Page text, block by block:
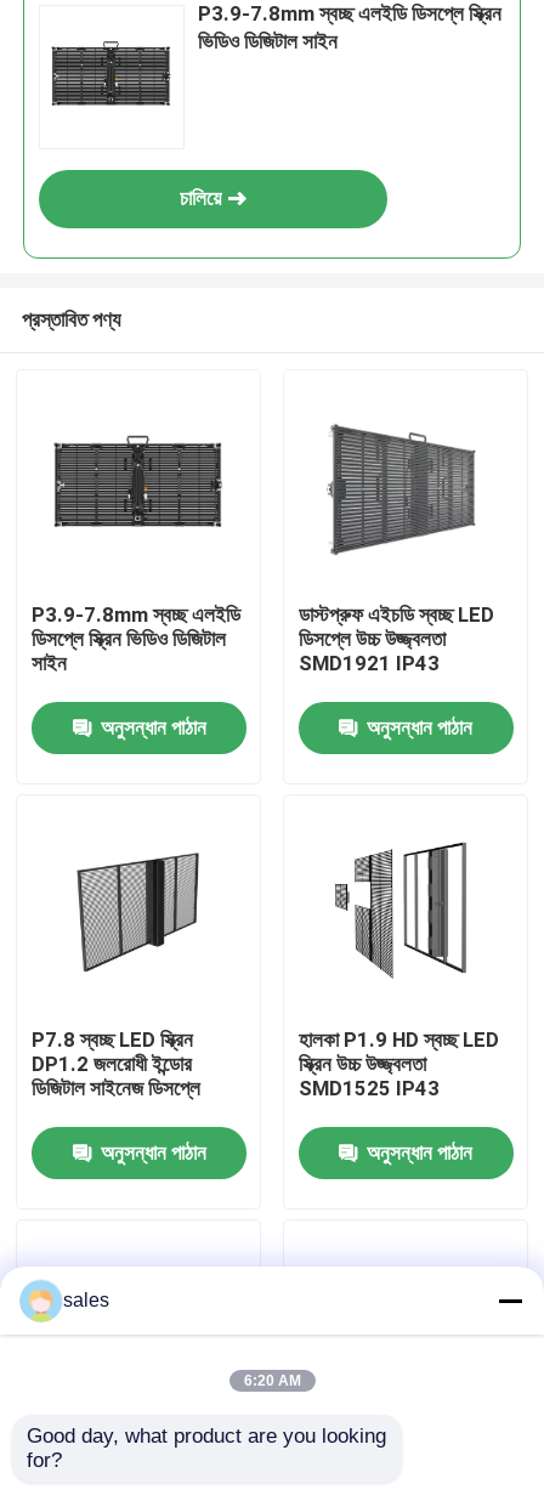
ভিআর শো
আমাদের সম্বন্ধে
কারখানা পরিদর্শন
গুণমান নিয়ন্ত্রণ
খবর
P3.9-7.8mm স্বচ্ছ এলইডি ডিসপ্লে স্ক্রিন
ভিডিও ডিজিটাল সাইন
চালিয়ে
প্রস্তাবিত পণ্য
P3.9-7.8mm স্বচ্ছ এলইডি
ডিসপ্লে স্ক্রিন ভিডিও ডিজিটাল
সাইন
অনুসন্ধান পাঠান
ডাস্টপ্রুফ এইচডি স্বচ্ছ LED
ডিসপ্লে উচ্চ উজ্জ্বলতা
SMD1921 IP43
অনুসন্ধান পাঠান
P7.8 স্বচ্ছ LED স্ক্রিন
DP1.2 জলরোধী ইন্ডোর
ডিজিটাল সাইনেজ ডিসপ্লে
অনুসন্ধান পাঠান
হালকা P1.9 HD স্বচ্ছ LED
স্ক্রিন উচ্চ উজ্জ্বলতা
SMD1525 IP43
অনুসন্ধান পাঠান
P3.91 স্বচ্ছ LED স্ক্রিন
sales
6:20 AM
Good day, what product are you looking
for?